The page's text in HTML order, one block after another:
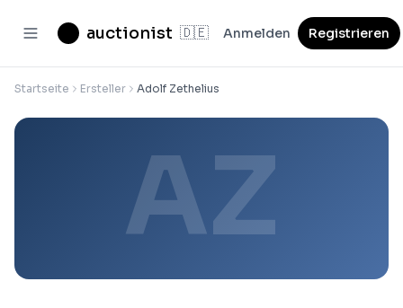
auctionist 🇩🇪 Anmelden Registrieren
Startseite Ersteller Adolf Zethelius
AZ